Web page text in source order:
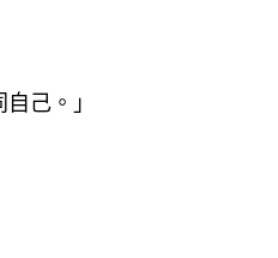
己。」